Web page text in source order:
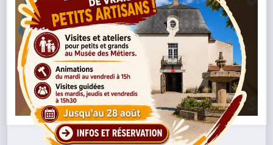
21/04/2026 Bal,Danse ,Électrofolk,Événement
Culturel
Loire-Atlantique,Musique,Podo,Saint-
Nazaire
Lire la suite